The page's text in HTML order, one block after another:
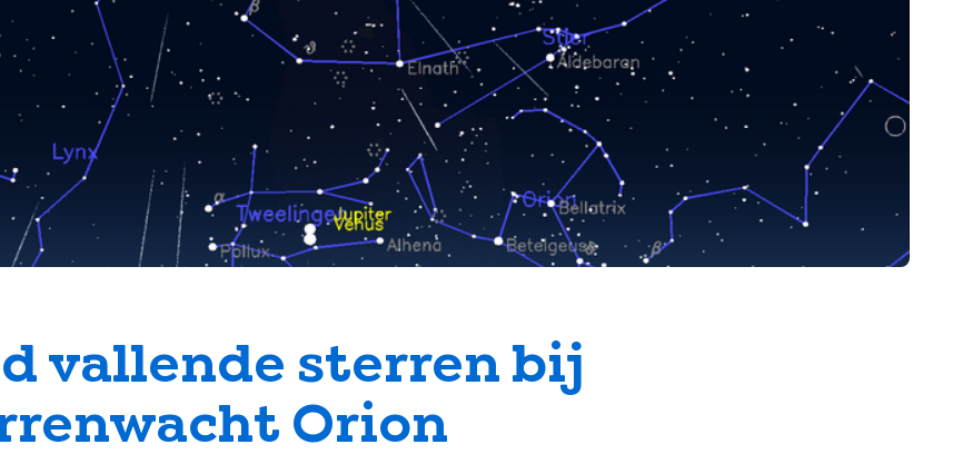
vallende sterren bij
Orion